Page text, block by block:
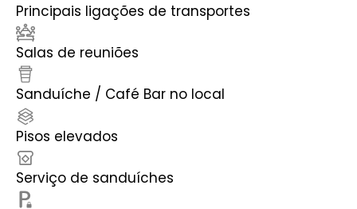
Principais ligações de transportes
Salas de reuniões
Sanduíche / Café Bar no local
Pisos elevados
Serviço de sanduíches